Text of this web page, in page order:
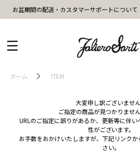
お盆期間の配送・カスタマーサポートについて
ホーム ITEM
大変申し訳ございません
ご指定の商品が見つかりません
URLのご指定に誤りがあるか、更新等に伴
性がございます。
お手数をおかけいたしますが、下記リンク
さい。